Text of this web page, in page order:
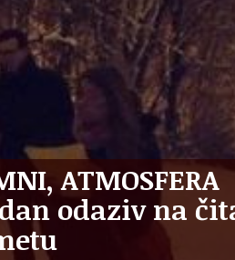
ATMOSFERA
odaziv na